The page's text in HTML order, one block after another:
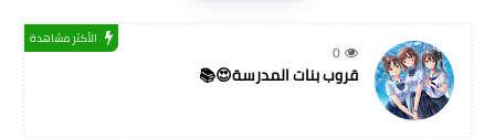
0
الأكثر مشاهدة
قروب بنات المدرسة😍📚